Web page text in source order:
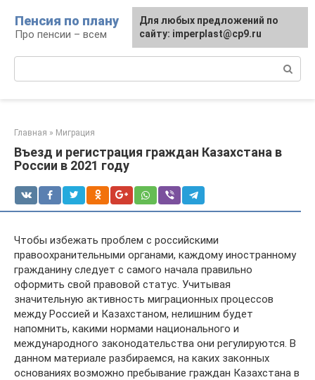
контенту
Пенсия по плану
Про пенсии – всем
Главная » Миграция
Въезд и регистрация граждан Казахстана в
России в 2021 году
Чтобы избежать проблем с российскими
правоохранительными органами, каждому иностранному
гражданину следует с самого начала правильно
оформить свой правовой статус. Учитывая
значительную активность миграционных процессов
между Россией и Казахстаном, нелишним будет
напомнить, какими нормами национального и
международного законодательства они регулируются. В
данном материале разбираемся, на каких законных
основаниях возможно пребывание граждан Казахстана в
Для любых предложений по
сайту: imperplast@cp9.ru